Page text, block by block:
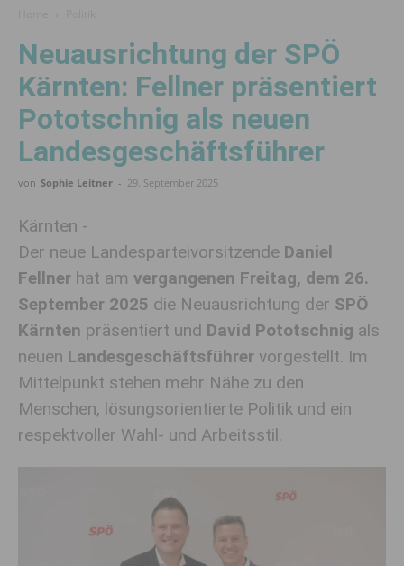
Neuausrichtung der SPÖ
Kärnten: Fellner präsentiert
Pototschnig als neuen
Landesgeschäftsführer
von Sophie Leitner - 29. September 2025
Kärnten -
Der neue Landesparteivorsitzende Daniel
Fellner hat am vergangenen Freitag, dem 26.
September 2025 die Neuausrichtung der SPÖ
Kärnten präsentiert und David Pototschnig als
neuen Landesgeschäftsführer vorgestellt. Im
Mittelpunkt stehen mehr Nähe zu den
Menschen, lösungsorientierte Politik und ein
respektvoller Wahl- und Arbeitsstil.